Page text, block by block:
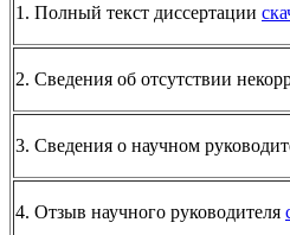
1. Полный текст диссертации
2. Сведения об отсутствии
3. Сведения о научном
4. Отзыв научного руководителя